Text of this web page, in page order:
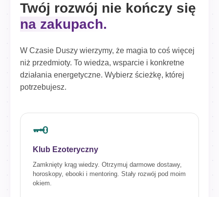
Twój rozwój nie kończy się
na zakupach.
W Czasie Duszy wierzymy, że magia to coś więcej
niż przedmioty. To wiedza, wsparcie i konkretne
działania energetyczne. Wybierz ścieżkę, której
potrzebujesz.
🗝️
Klub Ezoteryczny
Zamknięty krąg wiedzy. Otrzymuj darmowe dostawy,
horoskopy, ebooki i mentoring. Stały rozwój pod moim
okiem.